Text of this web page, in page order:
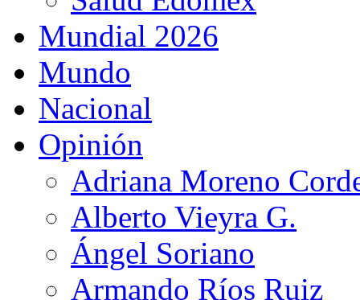
Mundial 2026
Mundo
Nacional
Opinión
Adriana Moreno
Alberto Vieyra G.
Ángel Soriano
Armando Ríos Ruiz